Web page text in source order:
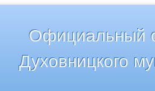
Официальный
Духовницкого